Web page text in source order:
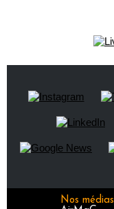
Nos médias